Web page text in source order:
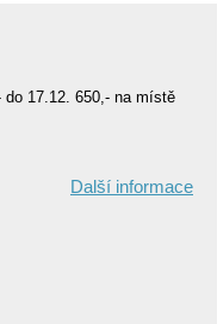
do 17.12. 650,- na místě
Další informace